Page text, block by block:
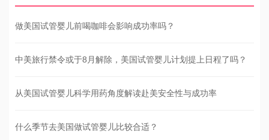
做美国试管婴儿前喝咖啡会影响成功率吗？
中美旅行禁令或于8月解除，美国试管婴儿计划提上日程了吗？
从美国试管婴儿科学用药角度解读赴美安全性与成功率
什么季节去美国做试管婴儿比较合适？